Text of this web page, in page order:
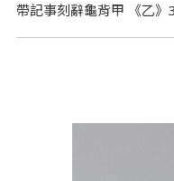
帶記事刻辭龜背甲 《乙